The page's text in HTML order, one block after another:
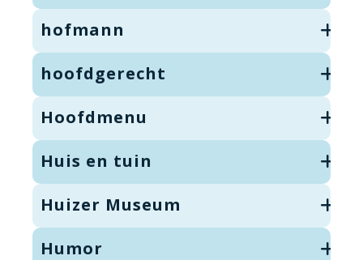
hofmann
hoofdgerecht
Hoofdmenu
Huis en tuin
Huizer Museum
Humor